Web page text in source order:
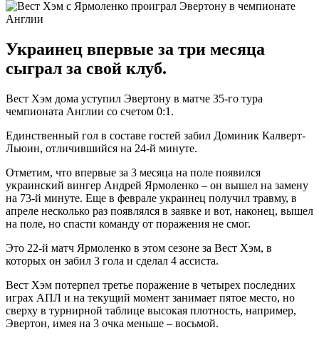
Украинец впервые за три месяца
сыграл за свой клуб.
Вест Хэм дома уступил Эвертону в матче 35-го тура
чемпионата Англии со счетом 0:1.
Единственный гол в составе гостей забил Доминик Калверт-
Льюин, отличившийся на 24-й минуте.
Отметим, что впервые за 3 месяца на поле появился
украинский вингер Андрей Ярмоленко – он вышел на замену
на 73-й минуте. Еще в феврале украинец получил травму, в
апреле несколько раз появлялся в заявке и вот, наконец, вышел
на поле, но спасти команду от поражения не смог.
Это 22-й матч Ярмоленко в этом сезоне за Вест Хэм, в
которых он забил 3 гола и сделал 4 ассиста.
Вест Хэм потерпел третье поражение в четырех последних
играх АПЛ и на текущий момент занимает пятое место, но
сверху в турнирной таблице высокая плотность, например,
Эвертон, имея на 3 очка меньше – восьмой.